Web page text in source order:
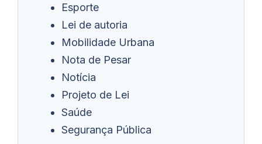
Esporte
Lei de autoria
Mobilidade Urbana
Nota de Pesar
Notícia
Projeto de Lei
Saúde
Segurança Pública